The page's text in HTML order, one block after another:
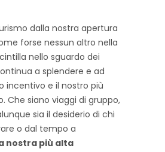
dalla nostra apertura
forse nessun altro nella
nello sguardo dei
a splendere e ad
incentivo e il nostro più
Che siano viaggi di gruppo,
sia il desiderio di chi
o dal tempo a
nostra più alta